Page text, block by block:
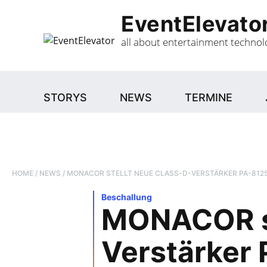
all about entertainment
STORYS NEWS TERMINE
HOME / NEWS / MONACOR STELLT NEUE CLASS-D-VERSTÄRKER PA-
Beschallung
Verstärker